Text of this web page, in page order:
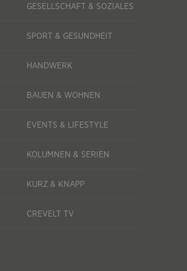
GESELLSCHAFT & SOZIALES
SPORT & GESUNDHEIT
HANDWERK
BAUEN & WOHNEN
EVENTS & LIFESTYLE
KOLUMNEN & SERIEN
KURZ & KNAPP
CREVELT TV